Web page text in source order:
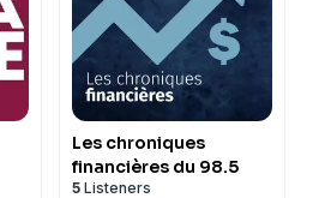
Les chroniques
financières du 98.5
5 Listeners